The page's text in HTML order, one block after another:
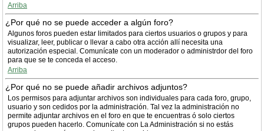
Arriba
¿Por qué no se puede acceder a algún foro?
Algunos foros pueden estar limitados para ciertos usuarios o grupos y para
visualizar, leer, publicar o llevar a cabo otra acción allí necesita una
autorización especial. Comunícate con un moderador o administrdor del foro
para que se te conceda el acceso.
Arriba
¿Por qué no se puede añadir archivos adjuntos?
Los permisos para adjuntar archivos son individuales para cada foro, grupo,
usuario y son cedidos por la administración. Tal vez la administración no
permite adjuntar archivos en el foro en que te encuentras ó solo ciertos
grupos pueden hacerlo. Comunícate con La Administración si no estás